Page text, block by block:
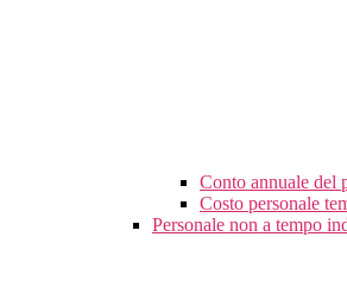
Conto annuale del
Costo personale
Personale non a tempo